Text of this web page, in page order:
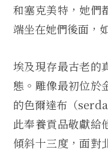
和塞克美特，她們
端坐在她們後面，
埃及現存最古老的
態。雕像最初位於
的色爾達布（
此奉養貢品敬獻給
傾斜十三度，面對